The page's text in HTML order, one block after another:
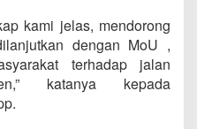
kami jelas, mendorong
dengan MoU ,
terhadap jalan
katanya kepada